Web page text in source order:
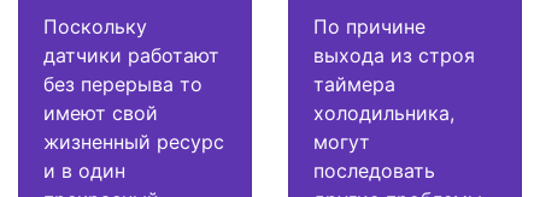
Поскольку
датчики работают
без перерыва то
имеют свой
жизненный ресурс
и в один
По причине
выхода из строя
таймера
холодильника,
могут
последовать